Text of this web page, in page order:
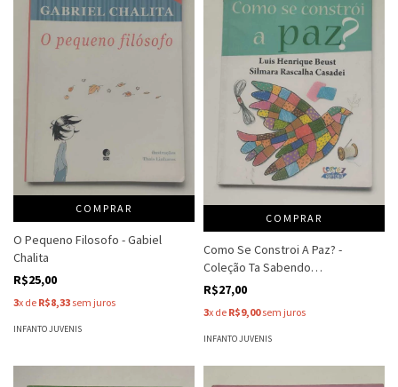
COMPRAR
O Pequeno Filosofo - Gabiel
Chalita
R$25,00
3x de R$8,33 sem juros
INFANTO JUVENIS
COMPRAR
Como Se Constroi A Paz? -
Coleção Ta Sabendo
Humanidades - Luis Henrique
R$27,00
3x de R$9,00sem juros
INFANTO JUVENIS